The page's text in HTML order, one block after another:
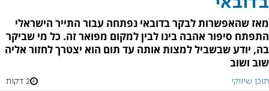
מאז שהאפשרות לבקר בדובאי נפתחה עבור התייר הישראלי
התפתח סיפור אהבה בינו לבין למקום מפואר זה. כל מי שביקר
בה, יודע שבשביל למצות אותה עד תום הוא יצטרך לחזור אליה
שוב ושוב
תוכן שיווקי 2 דקות